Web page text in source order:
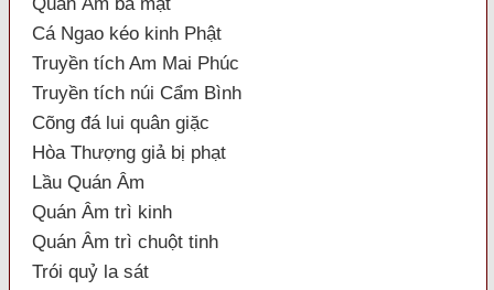
Cá Ngao kéo kinh Phật
Truyền tích Am Mai Phúc
Truyền tích núi Cẩm Bình
Cõng đá lui quân giặc
Hòa Thượng giả bị phạt
Lầu Quán Âm
Quán Âm trì kinh
Quán Âm trì chuột tinh
Trói quỷ la sát